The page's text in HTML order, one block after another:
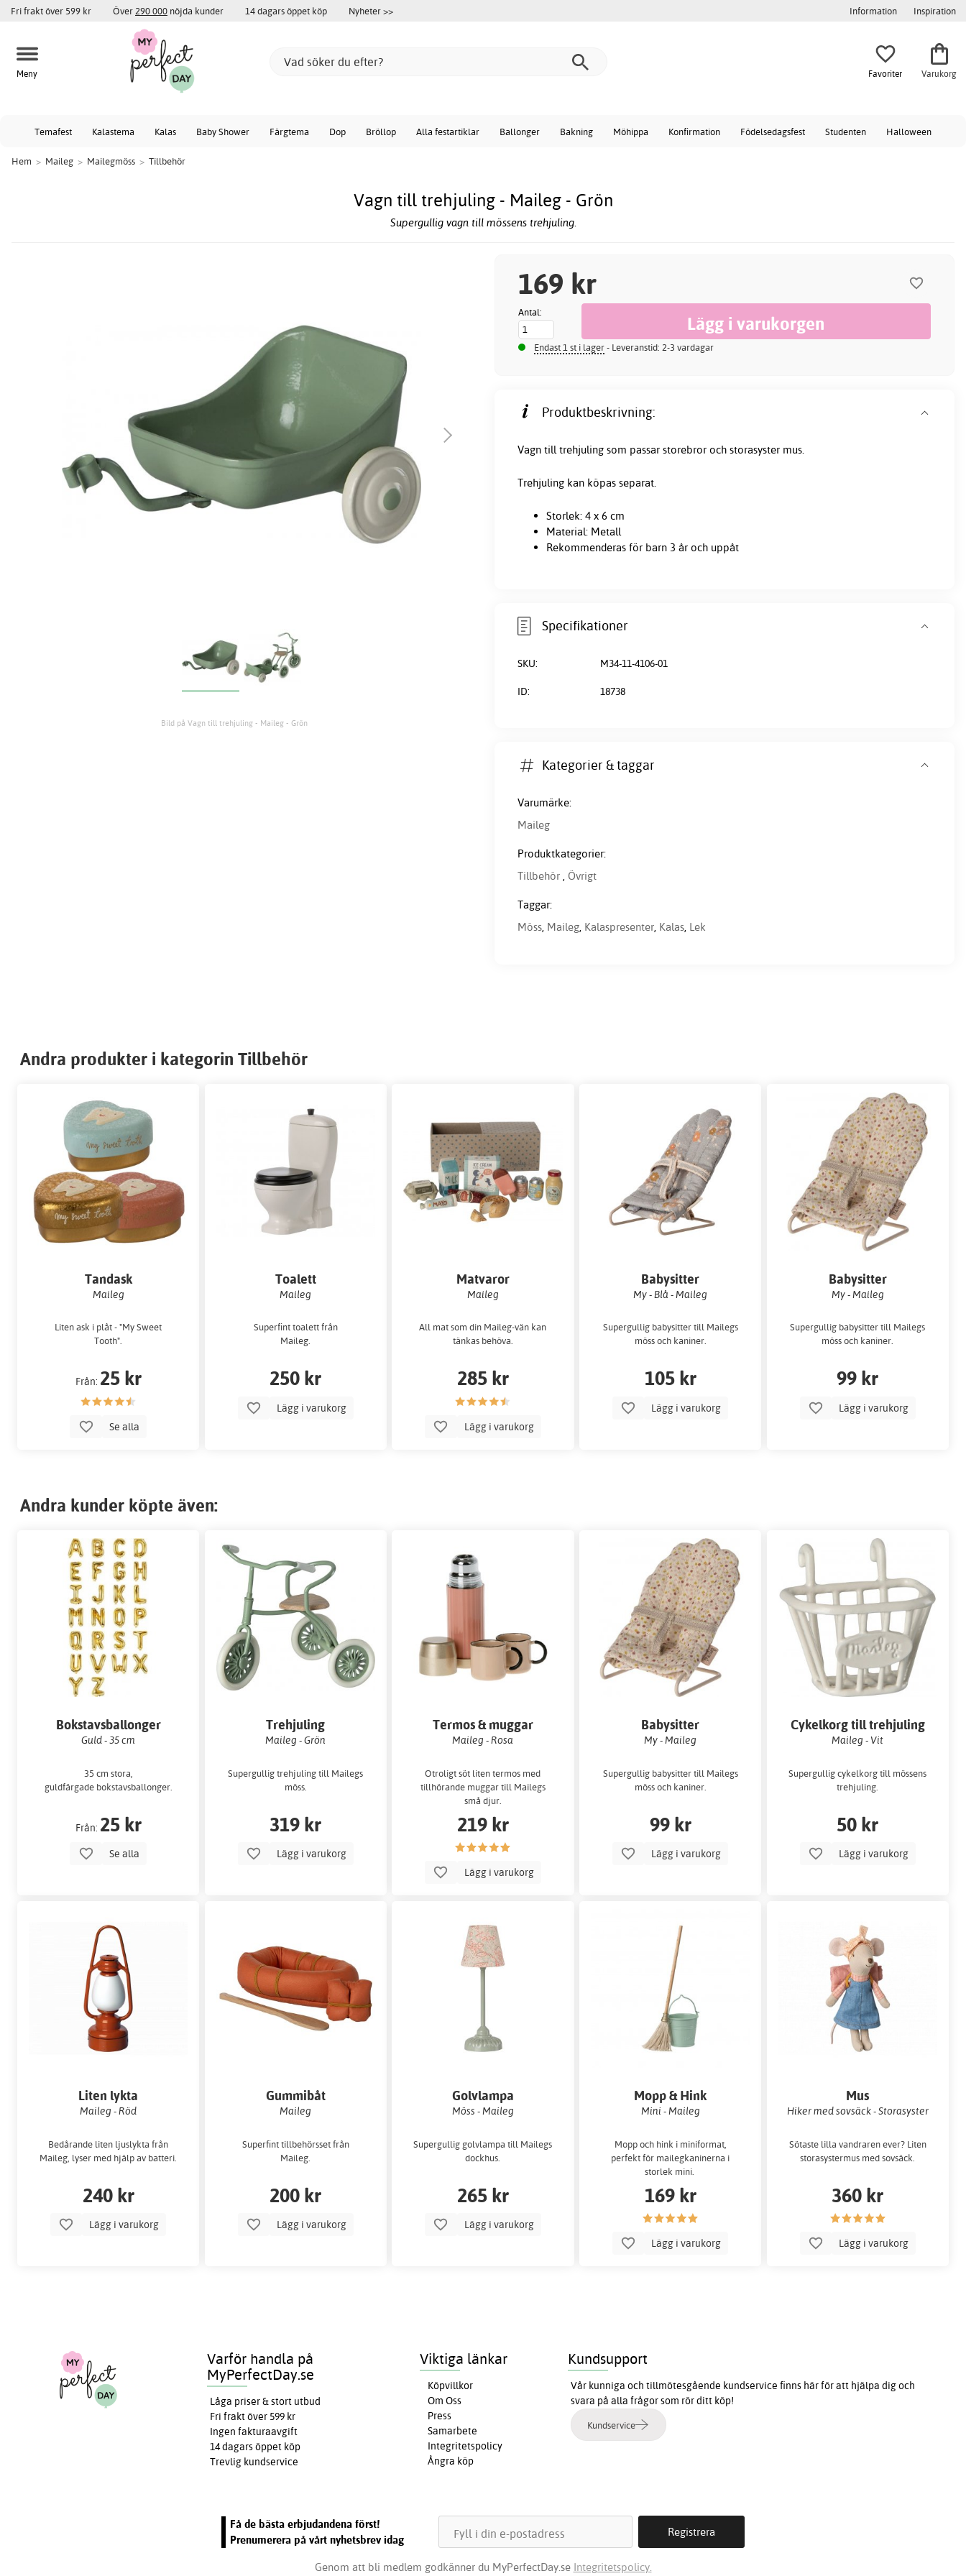
Fri frakt över 599 kr Över 290 000 nöjda kunder 14 dagars öppet köp Nyheter >> Information Inspiration
Meny Favoriter Varukorg
Temafest Kalastema Kalas Baby Shower Färgtema Dop Bröllop Alla festartiklar Ballonger Bakning Möhippa Konfirmation Födelsedagsfest Studenten Halloween
Hem > Maileg > Mailegmöss > Tillbehör
Vagn till trehjuling - Maileg - Grön
Supergullig vagn till mössens trehjuling.
Bild på Vagn till trehjuling - Maileg - Grön
169 kr
Antal:
Endast 1 st i lager- Leveranstid: 2-3 vardagar
Produktbeskrivning:
Vagn till trehjuling som passar storebror och storasyster mus.
Trehjuling kan köpas separat.
Storlek: 4 x 6 cm
Material: Metall
Rekommenderas för barn 3 år och uppåt
Specifikationer
SKU: M34-11-4106-01
ID: 18738
Kategorier & taggar
Varumärke:
Maileg
Produktkategorier:
Tillbehör , Övrigt
Taggar:
Möss, Maileg, Kalaspresenter, Kalas, Lek
Andra produkter i kategorin Tillbehör
Tandask
Maileg
Liten ask i plåt - "My Sweet
Tooth".
Från: 25 kr
Se alla
Toalett
Maileg
Superfint toalett från
Maileg.
250 kr
Lägg i varukorg
Matvaror
Maileg
All mat som din Maileg-vän kan
tänkas behöva.
285 kr
Lägg i varukorg
Babysitter
My - Blå - Maileg
Supergullig babysitter till Mailegs
möss och kaniner.
105 kr
Lägg i varukorg
Babysitter
My - Maileg
Supergullig babysitter till Mailegs
möss och kaniner.
99 kr
Lägg i varukorg
Andra kunder köpte även:
Bokstavsballonger
Guld - 35 cm
35 cm stora,
guldfärgade bokstavsballonger.
Från: 25 kr
Se alla
Trehjuling
Maileg - Grön
Supergullig trehjuling till Mailegs
möss.
319 kr
Lägg i varukorg
Termos & muggar
Maileg - Rosa
Otroligt söt liten termos med
tillhörande muggar till Mailegs
små djur.
219 kr
Lägg i varukorg
Babysitter
My - Maileg
Supergullig babysitter till Mailegs
möss och kaniner.
99 kr
Lägg i varukorg
Cykelkorg till trehjuling
Maileg - Vit
Supergullig cykelkorg till mössens
trehjuling.
50 kr
Lägg i varukorg
Liten lykta
Maileg - Röd
Bedårande liten ljuslykta från
Maileg, lyser med hjälp av batteri.
240 kr
Lägg i varukorg
Gummibåt
Maileg
Superfint tillbehörsset från
Maileg.
200 kr
Lägg i varukorg
Golvlampa
Möss - Maileg
Supergullig golvlampa till Mailegs
dockhus.
265 kr
Lägg i varukorg
Mopp & Hink
Mini - Maileg
Mopp och hink i miniformat,
perfekt för mailegkaninerna i
storlek mini.
169 kr
Lägg i varukorg
Mus
Hiker med sovsäck - Storasyster
Sötaste lilla vandraren ever? Liten
storasystermus med sovsäck.
360 kr
Lägg i varukorg
Varför handla på
MyPerfectDay.se
Låga priser & stort utbud
Fri frakt över 599 kr
Ingen fakturaavgift
14 dagars öppet köp
Trevlig kundservice
Viktiga länkar
Köpvillkor
Om Oss
Press
Samarbete
Integritetspolicy
Ångra köp
Kundsupport
Vår kunniga och tillmötesgående kundservice finns här för att hjälpa dig och
svara på alla frågor som rör ditt köp!
Kundservice
Få de bästa erbjudandena först!
Prenumerera på vårt nyhetsbrev idag
Genom att bli medlem godkänner du MyPerfectDay.se Integritetspolicy.